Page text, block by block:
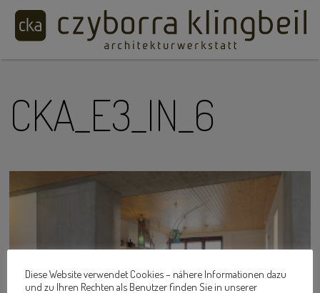
CKA_E3_IN_6
Diese Website verwendet Cookies – nähere Informationen dazu
und zu Ihren Rechten als Benutzer finden Sie in unserer